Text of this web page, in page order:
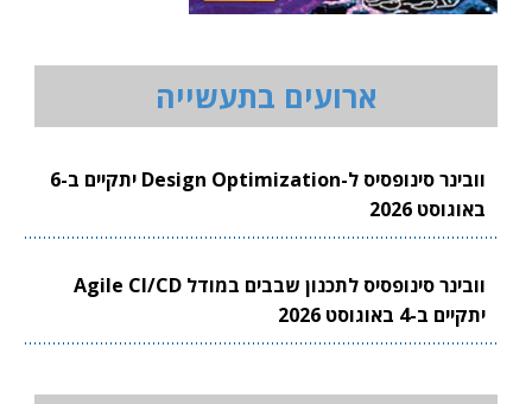
ארועים בתעשייה
וובינר סינופסיס ל-Design Optimization יתקיים ב-6
באוגוסט 2026
וובינר סינופסיס לתכנון שבבים במודל Agile CI/CD
יתקיים ב-4 באוגוסט 2026